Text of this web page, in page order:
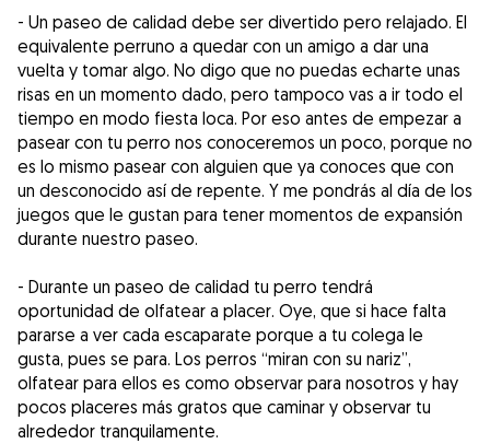
- Un paseo de calidad debe ser divertido pero relajado. El
equivalente perruno a quedar con un amigo a dar una
vuelta y tomar algo. No digo que no puedas echarte unas
risas en un momento dado, pero tampoco vas a ir todo el
tiempo en modo fiesta loca. Por eso antes de empezar a
pasear con tu perro nos conoceremos un poco, porque no
es lo mismo pasear con alguien que ya conoces que con
un desconocido así de repente. Y me pondrás al día de los
juegos que le gustan para tener momentos de expansión
durante nuestro paseo.
- Durante un paseo de calidad tu perro tendrá
oportunidad de olfatear a placer. Oye, que si hace falta
pararse a ver cada escaparate porque a tu colega le
gusta, pues se para. Los perros “miran con su nariz”,
olfatear para ellos es como observar para nosotros y hay
pocos placeres más gratos que caminar y observar tu
alrededor tranquilamente.